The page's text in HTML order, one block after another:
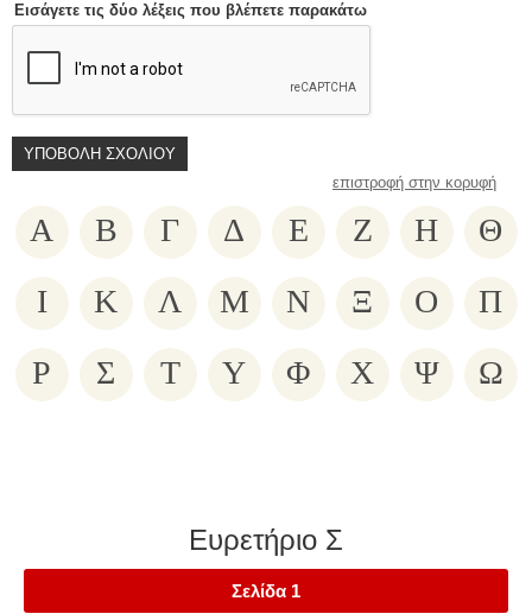
Εισάγετε τις δύο λέξεις που βλέπετε παρακάτω
επιστροφή στην κορυφή
Α Β Γ Δ Ε Ζ Η Θ
Ι Κ Λ Μ Ν Ξ Ο Π
Ρ Σ Τ Υ Φ Χ Ψ Ω
Ευρετήριο Σ
Σελίδα 1